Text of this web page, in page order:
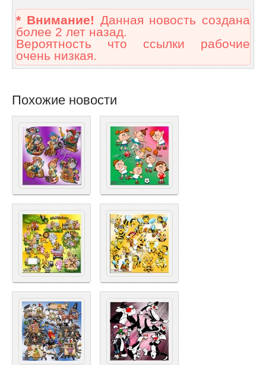
* Внимание! Данная новость создана
более 2 лет назад.
Вероятность что ссылки рабочие
очень низкая.
Похожие новости